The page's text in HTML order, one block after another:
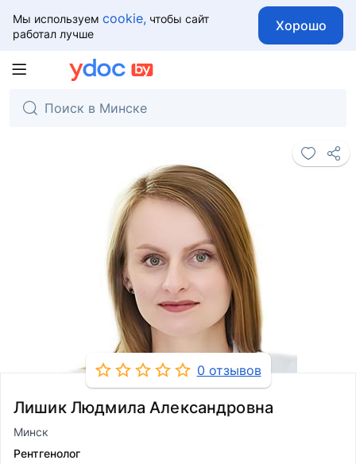
Мы используем cookie, чтобы сайт
работал лучше
Хорошо
0 отзывов
Лишик Людмила Александровна
Минск
Рентгенолог